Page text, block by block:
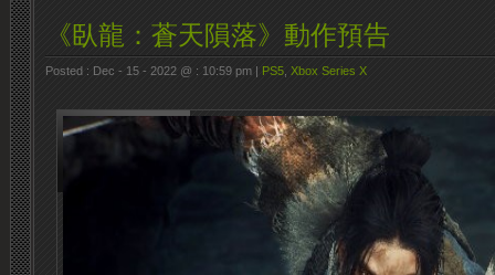
《臥龍：蒼天隕落》動作預告
Posted : Dec - 15 - 2022 @ : 10:59 pm | PS5 Xbox Series X